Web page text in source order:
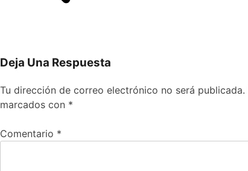
Deja Una Respuesta
Tu dirección de correo electrónico no será publicada.
marcados con *
Comentario *